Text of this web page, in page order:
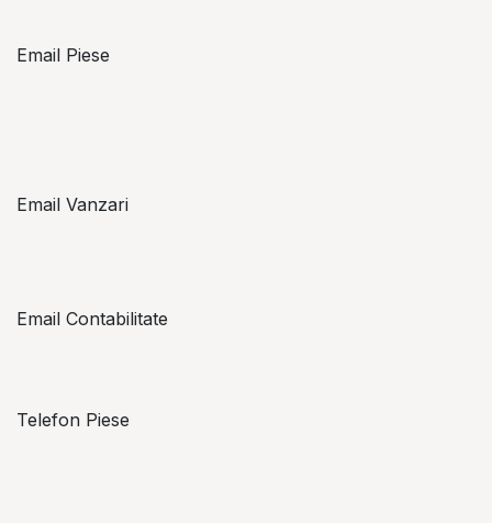
Email Piese
Email Vanzari
Email Contabilitate
Telefon Piese